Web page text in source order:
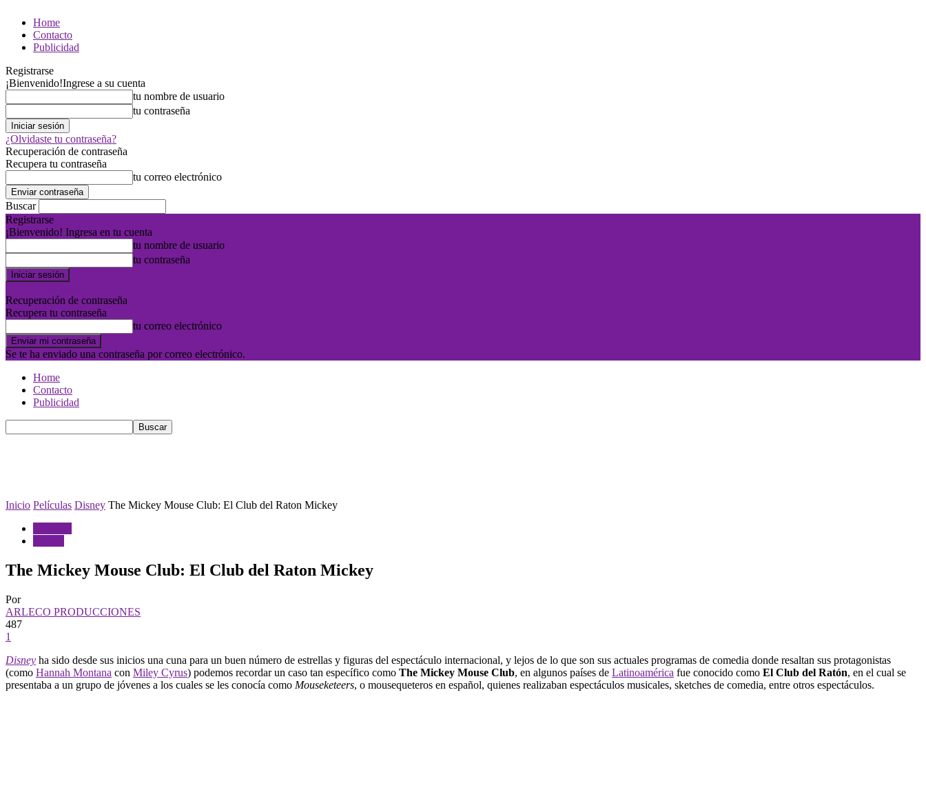
Home
Contacto
Publicidad
Registrarse
¡Bienvenido!Ingrese a su cuenta
tu nombre de usuario
tu contraseña
¿Olvidaste tu contraseña?
Recuperación de contraseña
Recupera tu contraseña
tu correo electrónico
Buscar
Registrarse
¡Bienvenido! Ingresa en tu cuenta
tu nombre de usuario
tu contraseña
Recuperación de contraseña
Recupera tu contraseña
tu correo electrónico
Se te ha enviado una contraseña por correo electrónico.
Home
Contacto
Publicidad
Inicio Películas Disney The Mickey Mouse Club: El Club del Raton Mickey
The Mickey Mouse Club: El Club del Raton Mickey
Por
ARLECO PRODUCCIONES
487
1
Disney ha sido desde sus inicios una cuna para un buen número de estrellas y figuras del espectáculo internacional, y lejos de lo que son sus actuales programas de comedia donde resaltan sus protagonistas
(como Hannah Montana con Miley Cyrus) podemos recordar un caso tan específico como The Mickey Mouse Club, en algunos países de Latinoamérica fue conocido como El Club del Ratón, en el cual se
presentaba a un grupo de jóvenes a los cuales se les conocía como Mouseketeers, o mousequeteros en español, quienes realizaban espectáculos musicales, sketches de comedia, entre otros espectáculos.